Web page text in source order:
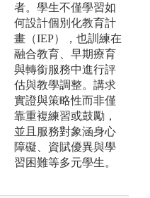
者。學生不僅學習如
何設計個別化教育計
畫（IEP），也訓練在
融合教育、早期療育
與轉銜服務中進行評
估與教學調整。講求
實證與策略性而非僅
靠重複練習或鼓勵，
並且服務對象涵身心
障礙、資賦優異與學
習困難等多元學生。